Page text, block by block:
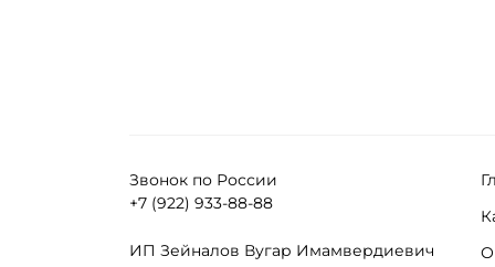
Звонок по России
+7 (922) 933-88-88
ИП Зейналов Вугар Имамвердиевич